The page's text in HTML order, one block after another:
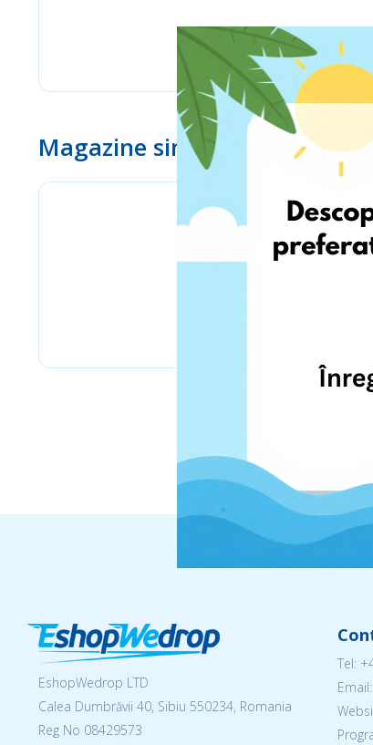
Magazine similare
EshopWedrop LTD
Calea Dumbrăvii 40, Sibiu 550234, Romania
Reg No 08429573
Tel: